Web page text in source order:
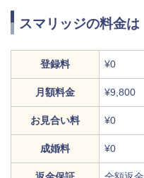
スマリッジの料金は
登録料 ¥0
月額料金 ¥9,800
お見合い料 ¥0
成婚料 ¥0